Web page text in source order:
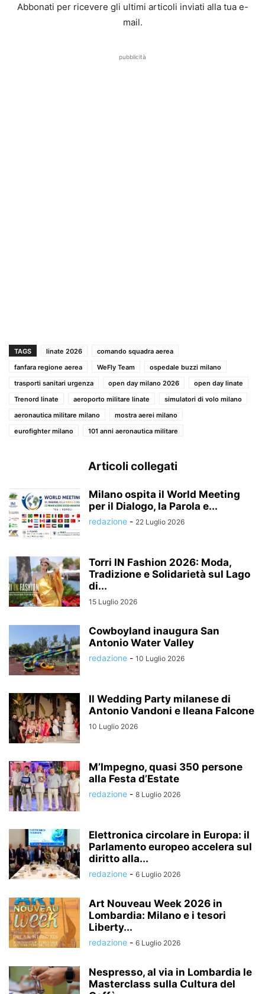
Abbonati per ricevere gli ultimi articoli inviati alla tua e-
mail.
pubblicità
TAGS linate 2026
comando squadra aerea
fanfara regione aerea
WeFly Team
ospedale buzzi milano
trasporti sanitari urgenza
open day milano 2026
open day linate
Trenord linate
aeroporto militare linate
simulatori di volo milano
aeronautica militare milano
mostra aerei milano
eurofighter milano
101 anni aeronautica militare
Articoli collegati
Milano ospita il World Meeting
per il Dialogo, la Parola e...
redazione - 22 Luglio 2026
Torri IN Fashion 2026: Moda,
Tradizione e Solidarietà sul Lago
di...
15 Luglio 2026
Cowboyland inaugura San
Antonio Water Valley
redazione - 10 Luglio 2026
Il Wedding Party milanese di
Antonio Vandoni e Ileana Falcone
10 Luglio 2026
M’Impegno, quasi 350 persone
alla Festa d’Estate
redazione - 8 Luglio 2026
Elettronica circolare in Europa: il
Parlamento europeo accelera sul
diritto alla...
redazione - 6 Luglio 2026
Art Nouveau Week 2026 in
Lombardia: Milano e i tesori
Liberty...
redazione - 6 Luglio 2026
Nespresso, al via in Lombardia le
Masterclass sulla Cultura del